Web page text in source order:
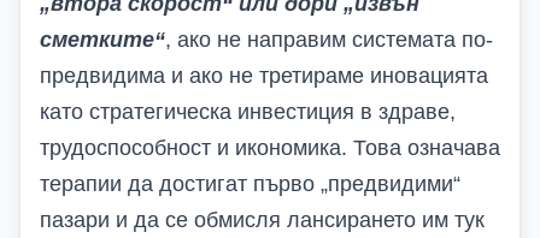
сметките“, ако не направим системата по-
предвидима и ако не третираме иновацията
като стратегическа инвестиция в здраве,
трудоспособност и икономика. Това означава
терапии да достигат първо „предвидими“
пазари и да се обмисля лансирането им тук